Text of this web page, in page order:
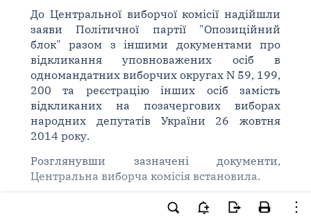
До Центральної виборчої комісії надійшли
заяви Політичної партії "Опозиційний
блок" разом з іншими документами про
відкликання уповноважених осіб в
одномандатних виборчих округах N 59, 199,
200 та реєстрацію інших осіб замість
відкликаних на позачергових виборах
народних депутатів України 26 жовтня
2014 року.
Розглянувши зазначені документи,
Центральна виборча комісія встановила.
Постановами Центральної виборчої комісії
від 8 жовтня 2014 року N 1532, від 14